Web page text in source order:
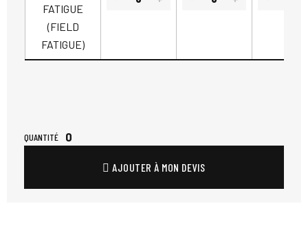
FATIGUE
(FIELD
FATIGUE)
QUANTITÉ 0
AJOUTER À MON DEVIS